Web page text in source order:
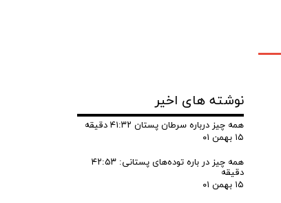
نوشته های اخیر
همه چیز درباره سرطان پستان ۴۱:۳۲ دقیقه
۱۵ بهمن ۰۱
همه چیز در باره توده‌های پستانی: ۴۲:۵۳
دقیقه
۱۵ بهمن ۰۱